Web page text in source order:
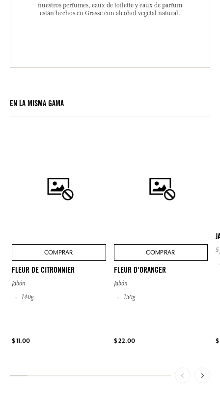
nuestros perfumes, eaux de toilette y eaux de parfum
están hechos en Grasse con alcohol vegetal natural.
EN LA MISMA GAMA
COMPRAR
FLEUR DE CITRONNIER
Jabón
140g
$ 11.00
COMPRAR
FLEUR D'ORANGER
Jabón
150g
$ 22.00
5